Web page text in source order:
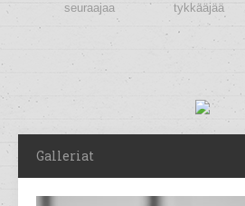
seuraajaa tykkääjää
Galleriat